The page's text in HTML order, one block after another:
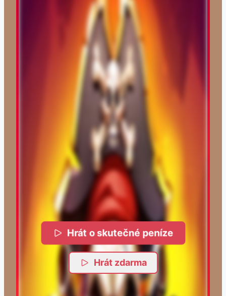
Hrát o skutečné peníze
Hrát zdarma